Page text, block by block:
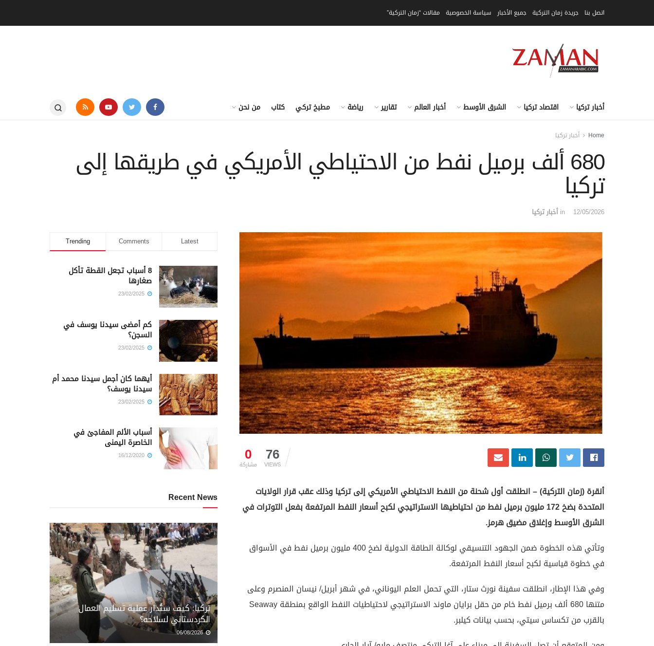
اتصل بنا جريدة زمان التركية جميع الأخبار سياسة الخصوصية مقالات “زمان التركية”
أخبار تركيا اقتصاد تركيا الشرق الأوسط أخبار العالم تقارير رياضة مطبخ تركي كتاب من نحن
Home أخبار تركيا
680 ألف برميل نفط من الاحتياطي الأمريكي في طريقها إلى
تركيا
12/05/2026
in أخبار تركيا
0
مشاركة 76
VIEWS
أنقرة (زمان التركية) – انطلقت أول شحنة من النفط الاحتياطي الأمريكي إلى تركيا وذلك عقب قرار الولايات
المتحدة بضخ 172 مليون برميل نفط من احتياطيها الاستراتيجي لكبح أسعار النفط المرتفعة بفعل التوترات في
الشرق الأوسط وإغلاق مضيق هرمز.
وتأتي هذه الخطوة ضمن الجهود التنسيقي لوكالة الطاقة الدولية لضخ 400 مليون برميل نفط في الأسواق
في خطوة قياسية لكبح أسعار النفط المرتفعة.
وفي هذا الإطار، انطلقت سفينة نورث ستار، التي تحمل العلم اليوناني، في شهر أبريل/ نيسان المنصرم وعلى
متنها 680 ألف برميل نفط خام من حقل برايان ماوند الاستراتيجي لاحتياطيات النفط الواقع بمنطقة Seaway
بالقرب من تكساس سيتي، بحسب بيانات كيلبر.
Trending Comments Latest
8 أسباب تجعل القطة تأكل
صغارها
كم أمضى سيدنا يوسف في
السجن؟
أيهما كان أجمل سيدنا محمد أم
سيدنا يوسف؟
أسباب الألم المفاجئ في
الخاصرة اليمنى
Recent News
تركيا: كيف ستُدار عملية تسليم العمال
الكردستاني لسلاحه؟
06/08/2026